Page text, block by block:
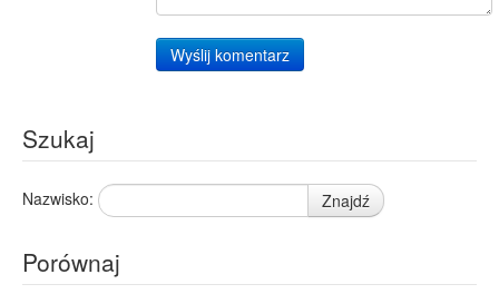
Wyślij komentarz
Szukaj
Nazwisko: Znajdź
Porównaj